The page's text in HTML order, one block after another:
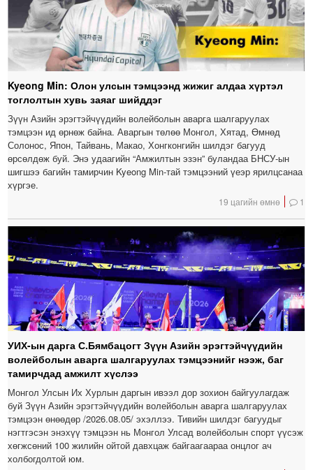
Kyeong Min: Олон улсын тэмцээнд жижиг алдаа хүртэл
тоглолтын хувь заяаг шийддэг
Зүүн Азийн эрэгтэйчүүдийн волейболын аварга шалгаруулах
тэмцээн ид өрнөж байна. Аваргын төлөө Монгол, Хятад, Өмнөд
Солонос, Япон, Тайвань, Макао, Хонгконгийн шилдэг багууд
өрсөлдөж буй. Энэ удаагийн “Амжилтын эзэн” буландаа БНСУ-ын
шигшээ багийн тамирчин Kyeong Min-тай тэмцээний үеэр ярилцсанаа
хүргэе.
19 цагийн өмнө 1
УИХ-ын дарга С.Бямбацогт Зүүн Азийн эрэгтэйчүүдийн
волейболын аварга шалгаруулах тэмцээнийг нээж, баг
тамирчдад амжилт хүслээ
Монгол Улсын Их Хурлын даргын ивээл дор зохион байгуулагдаж
буй Зүүн Азийн эрэгтэйчүүдийн волейболын аварга шалгаруулах
тэмцээн өнөөдөр /2026.08.05/ эхэллээ. Тивийн шилдэг багуудыг
нэгтгэсэн энэхүү тэмцээн нь Монгол Улсад волейболын спорт үүсэж
хөгжсөний 100 жилийн ойтой давхцаж байгаагаараа онцлог ач
холбогдолтой юм.